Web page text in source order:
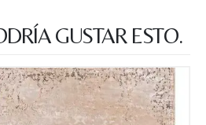
GUSTAR ESTO.